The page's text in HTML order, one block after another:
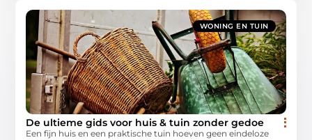
WONING EN TUIN
De ultieme gids voor huis & tuin zonder gedoe
Een fijn huis en een praktische tuin hoeven geen eindeloze